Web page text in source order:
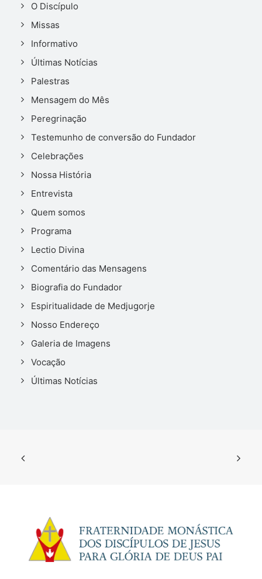
O Discípulo
Missas
Informativo
Últimas Notícias
Palestras
Mensagem do Mês
Peregrinação
Testemunho de conversão do Fundador
Celebrações
Nossa História
Entrevista
Quem somos
Programa
Lectio Divina
Comentário das Mensagens
Biografia do Fundador
Espiritualidade de Medjugorje
Nosso Endereço
Galeria de Imagens
Vocação
Últimas Notícias